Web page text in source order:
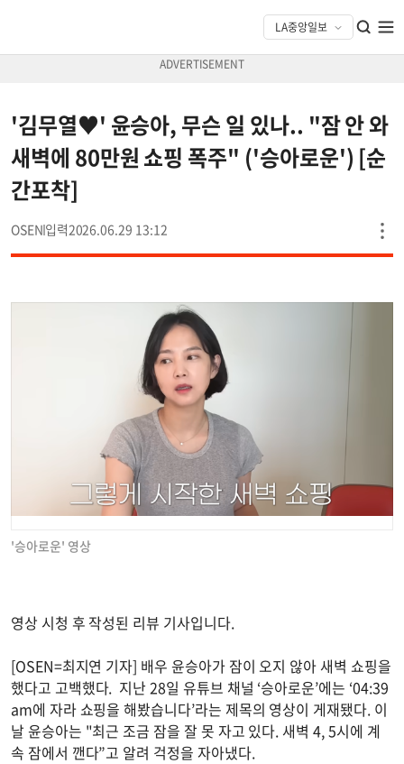
'김무열♥' 윤승아, 무슨 일 있나.. "잠 안 와
새벽에 80만원 쇼핑 폭주" ('승아로운') [순
간포착]
OSEN 2026.06.29 13:12
'승아로운' 영상
영상 시청 후 작성된 리뷰 기사입니다.
[OSEN=최지연 기자] 배우 윤승아가 잠이 오지 않아 새벽 쇼핑을
했다고 고백했다. 지난 28일 유튜브 채널 ‘승아로운’에는 ‘04:39
am에 자라 쇼핑을 해봤습니다’라는 제목의 영상이 게재됐다. 이
날 윤승아는 "최근 조금 잠을 잘 못 자고 있다. 새벽 4, 5시에 계
속 잠에서 깬다”고 알려 걱정을 자아냈다.